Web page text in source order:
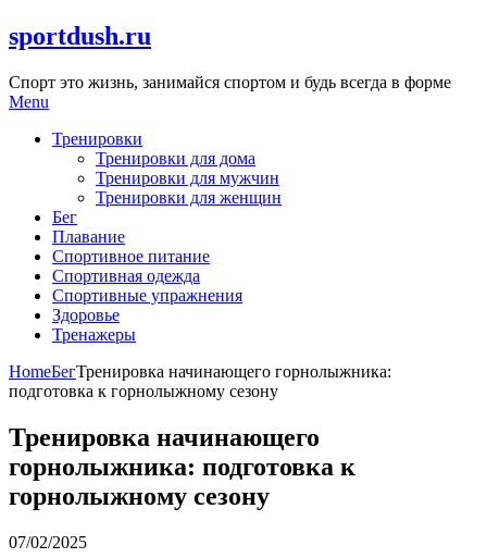
Skip
to
sportdush.ru
Спорт это жизнь, занимайся спортом и будь всегда в форме
Menu
Тренировки
Тренировки для дома
Тренировки для мужчин
Тренировки для женщин
Бег
Плавание
Спортивное питание
Спортивная одежда
Спортивные упражнения
Здоровье
Тренажеры
HomeБегТренировка начинающего горнолыжника:
подготовка к горнолыжному сезону
Тренировка начинающего
горнолыжника: подготовка к
горнолыжному сезону
07/02/2025